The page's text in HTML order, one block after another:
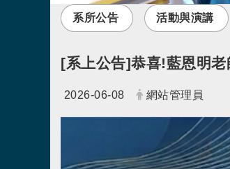
系所公告 活動與演講
[系上公告]恭喜!藍恩明
日期：
2026-06-08 發布者：
網站管理員